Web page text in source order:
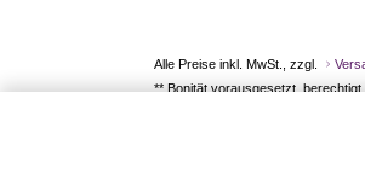
Alle Preise inkl. MwSt., zzgl.
** Bonität vorausgesetzt,